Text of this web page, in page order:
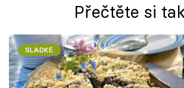
Přečtěte si
SLADKÉ